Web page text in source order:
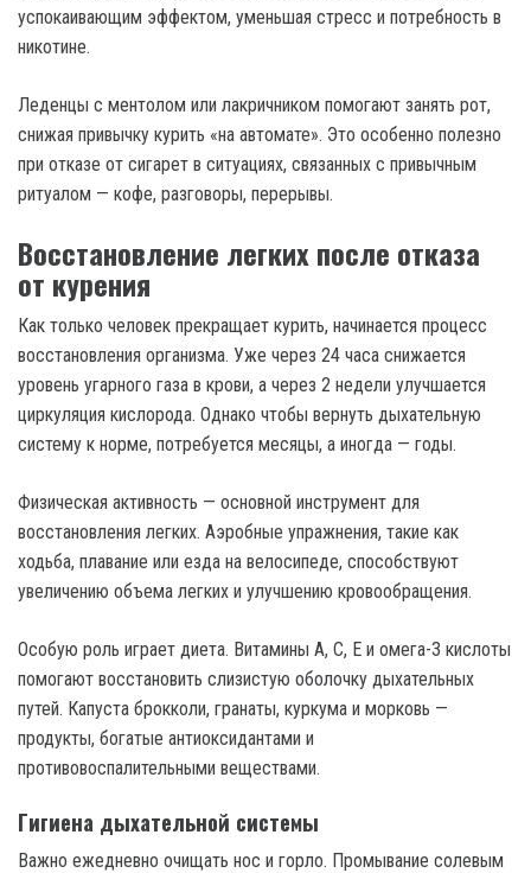
успокаивающим эффектом, уменьшая стресс и потребность в
никотине.
Леденцы с ментолом или лакричником помогают занять рот,
снижая привычку курить «на автомате». Это особенно полезно
при отказе от сигарет в ситуациях, связанных с привычным
ритуалом — кофе, разговоры, перерывы.
Восстановление легких после отказа
от курения
Как только человек прекращает курить, начинается процесс
восстановления организма. Уже через 24 часа снижается
уровень угарного газа в крови, а через 2 недели улучшается
циркуляция кислорода. Однако чтобы вернуть дыхательную
систему к норме, потребуется месяцы, а иногда — годы.
Физическая активность — основной инструмент для
восстановления легких. Аэробные упражнения, такие как
ходьба, плавание или езда на велосипеде, способствуют
увеличению объема легких и улучшению кровообращения.
Особую роль играет диета. Витамины A, C, E и омега-3 кислоты
помогают восстановить слизистую оболочку дыхательных
путей. Капуста брокколи, гранаты, куркума и морковь —
продукты, богатые антиоксидантами и
противовоспалительными веществами.
Гигиена дыхательной системы
Важно ежедневно очищать нос и горло. Промывание солевым